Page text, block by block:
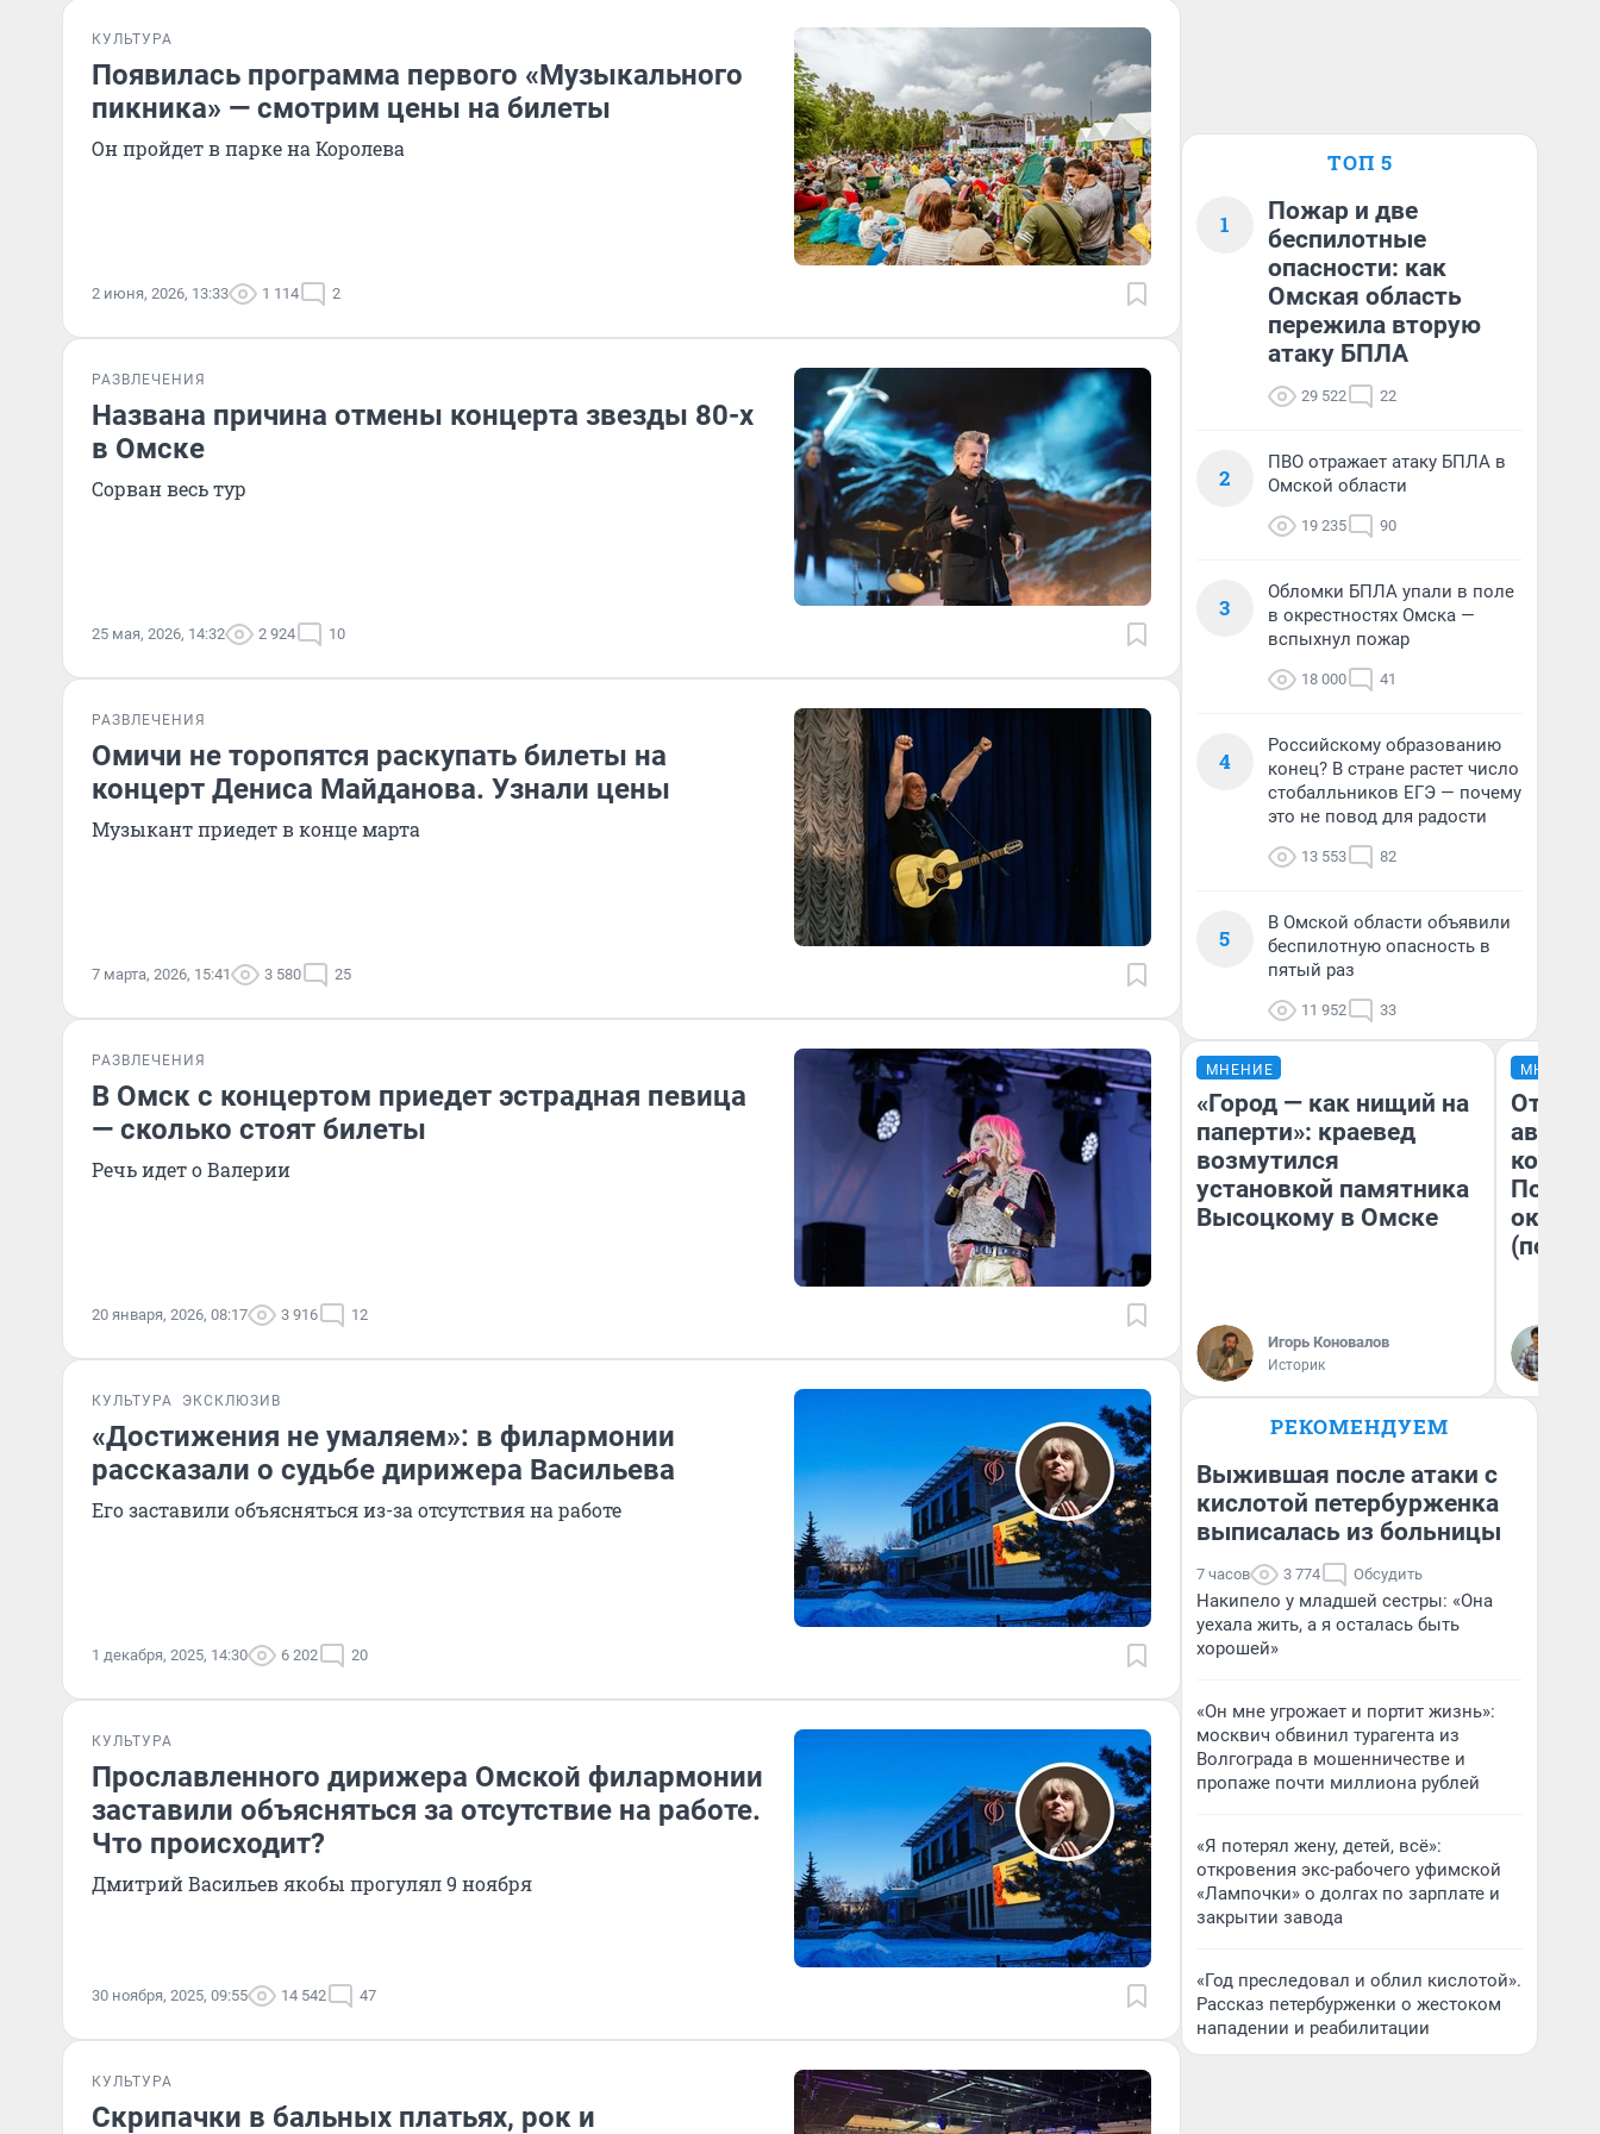
КУЛЬТУРА
Появилась программа первого «Музыкального
пикника» — смотрим цены на билеты
Он пройдет в парке на Королева
2 июня, 2026, 13:33 1 114 2
РАЗВЛЕЧЕНИЯ
Названа причина отмены концерта звезды 80-х
в Омске
Сорван весь тур
25 мая, 2026, 14:32 2 924 10
РАЗВЛЕЧЕНИЯ
Омичи не торопятся раскупать билеты на
концерт Дениса Майданова. Узнали цены
Музыкант приедет в конце марта
7 марта, 2026, 15:41 3 580 25
РАЗВЛЕЧЕНИЯ
В Омск с концертом приедет эстрадная певица
— сколько стоят билеты
Речь идет о Валерии
20 января, 2026, 08:17 3 916 12
КУЛЬТУРА ЭКСКЛЮЗИВ
«Достижения не умаляем»: в филармонии
рассказали о судьбе дирижера Васильева
Его заставили объясняться из-за отсутствия на работе
1 декабря, 2025, 14:30 6 202 20
КУЛЬТУРА
Прославленного дирижера Омской филармонии
заставили объясняться за отсутствие на работе.
Что происходит?
Дмитрий Васильев якобы прогулял 9 ноября
30 ноября, 2025, 09:55 14 542 47
КУЛЬТУРА
Скрипачки в бальных платьях, рок и
ТОП 5
1
Пожар и две
беспилотные
опасности: как
Омская область
пережила вторую
атаку БПЛА
29 522 22
2
ПВО отражает атаку БПЛА в
Омской области
19 235 90
3
Обломки БПЛА упали в поле
в окрестностях Омска —
вспыхнул пожар
18 000 41
4
Российскому образованию
конец? В стране растет число
стобалльников ЕГЭ — почему
это не повод для радости
13 553 82
5
В Омской области объявили
беспилотную опасность в
пятый раз
11 952 33
МНЕНИЕ
«Город — как нищий на
паперти»: краевед
возмутился
установкой памятника
Высоцкому в Омске
Игорь Коновалов
Историк
МНЕНИЕ
От
(почти
РЕКОМЕНДУЕМ
Выжившая после атаки с
кислотой петербурженка
выписалась из больницы
7 часов 3 774 Обсудить
Накипело у младшей сестры: «Она
уехала жить, а я осталась быть
хорошей»
«Он мне угрожает и портит жизнь»:
москвич обвинил турагента из
Волгограда в мошенничестве и
пропаже почти миллиона рублей
«Я потерял жену, детей, всё»:
откровения экс-рабочего уфимской
«Лампочки» о долгах по зарплате и
закрытии завода
«Год преследовал и облил кислотой».
Рассказ петербурженки о жестоком
нападении и реабилитации